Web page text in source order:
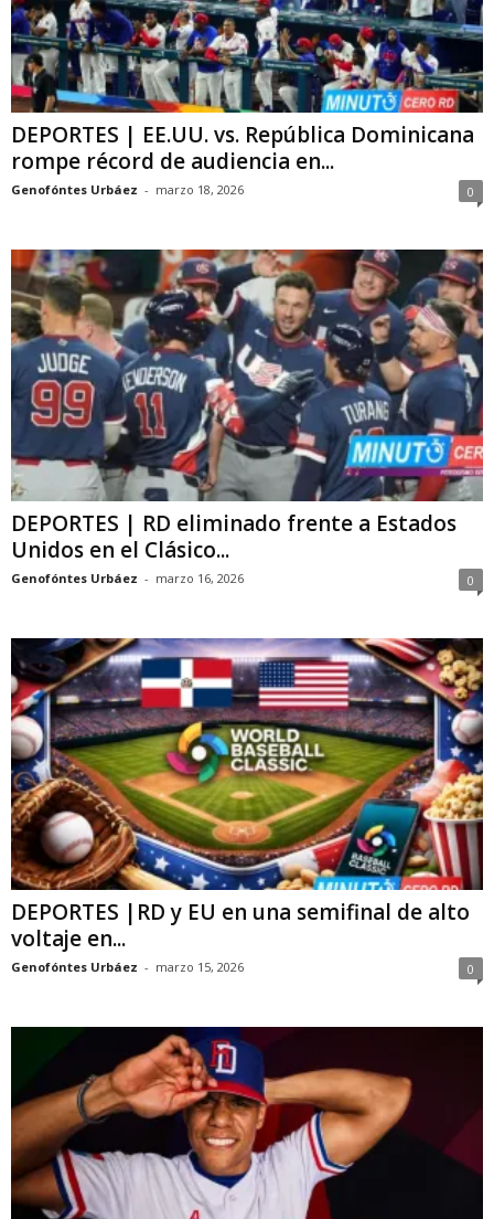
DEPORTES | EE.UU. vs. República Dominicana
rompe récord de audiencia en...
Genofóntes Urbáez - marzo 18, 2026 0
DEPORTES | RD eliminado frente a Estados
Unidos en el Clásico...
Genofóntes Urbáez - marzo 16, 2026 0
DEPORTES |RD y EU en una semifinal de alto
voltaje en...
Genofóntes Urbáez - marzo 15, 2026 0